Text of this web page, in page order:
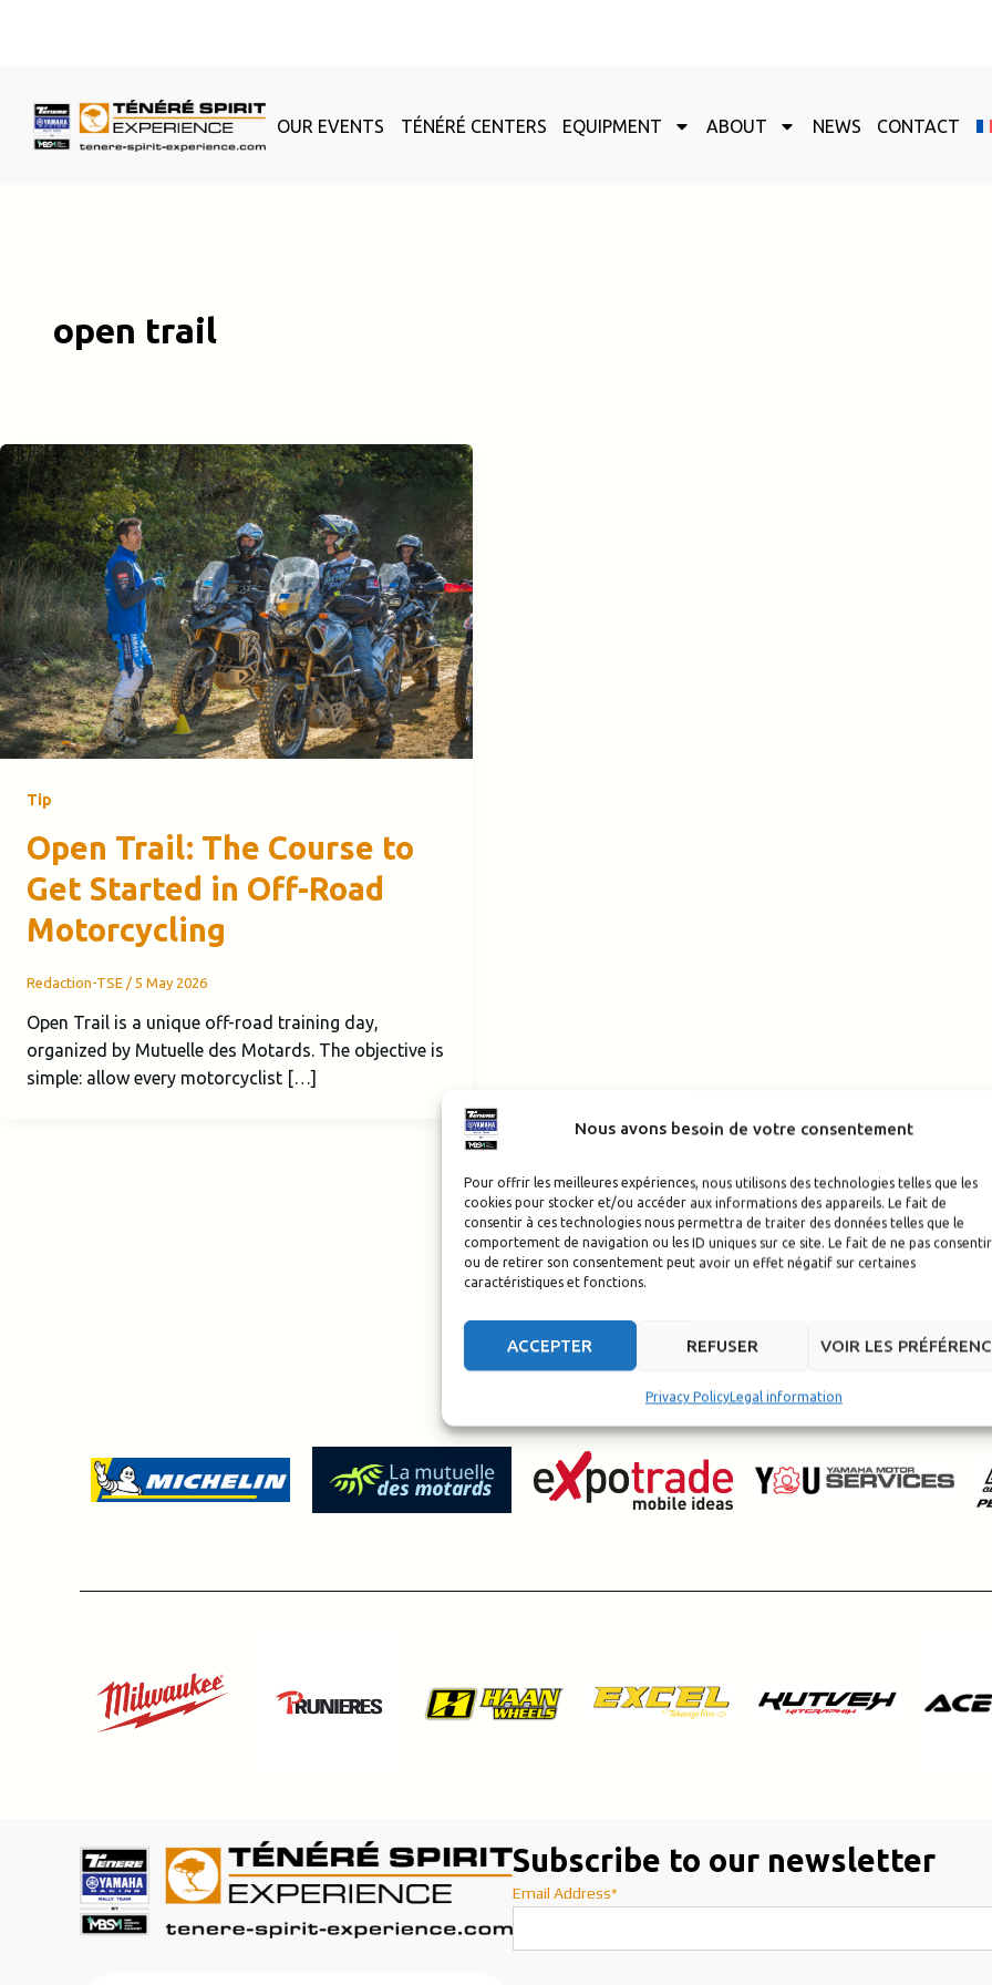
Nous avons besoin de votre consentement
Pour offrir les meilleures expériences, nous utilisons des technologies telles que les
cookies pour stocker et/ou accéder aux informations des appareils. Le fait de
consentir à ces technologies nous permettra de traiter des données telles que le
comportement de navigation ou les ID uniques sur ce site. Le fait de ne pas consentir
ou de retirer son consentement peut avoir un effet négatif sur certaines
caractéristiques et fonctions.
ACCEPTER REFUSER VOIR LES
Privacy PolicyLegal information
OUR EVENTS TÉNÉRÉ CENTERS EQUIPMENT ABOUT NEWS CONTACT
open trail
Tip
Open Trail: The Course to
Get Started in Off-Road
Motorcycling
Redaction-TSE / 5 May 2026
Open Trail is a unique off-road training day,
organized by Mutuelle des Motards. The objective is
simple: allow every motorcyclist […]
Subscribe to our newsletter
Email Address*